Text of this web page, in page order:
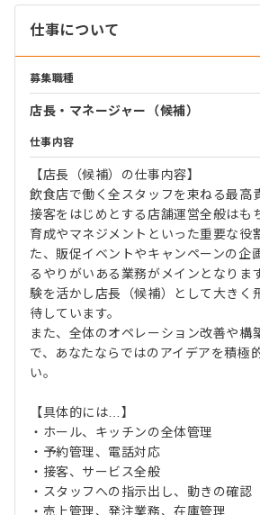
仕事について
募集職種
店長・マネージャー（候補）
仕事内容
【店長（候補）の仕事内容】
飲食店で働く全スタッフを束ねる最高
接客をはじめとする店舗運営全般はも
育成やマネジメントといった重要な役
た、販促イベントやキャンペーンの企
るやりがいある業務がメインとなりま
験を活かし店長（候補）として大きく
待しています。
また、全体のオペレーション改善や構
で、あなたならではのアイデアを積極
い。
【具体的には…】
・ホール、キッチンの全体管理
・予約管理、電話対応
・接客、サービス全般
・スタッフへの指示出し、動きの確認
・売上管理、発注業務、在庫管理